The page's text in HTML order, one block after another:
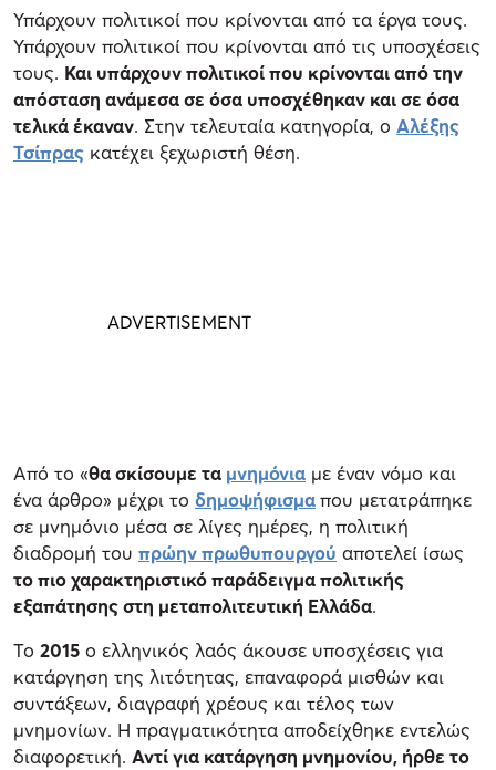
Υπάρχουν πολιτικοί που κρίνονται από τα έργα τους.
Υπάρχουν πολιτικοί που κρίνονται από τις υποσχέσεις
τους. Και υπάρχουν πολιτικοί που κρίνονται από την
απόσταση ανάμεσα σε όσα υποσχέθηκαν και σε όσα
τελικά έκαναν. Στην τελευταία κατηγορία, ο Αλέξης
Τσίπρας κατέχει ξεχωριστή θέση.
Από το «θα σκίσουμε τα μνημόνια με έναν νόμο και
ένα άρθρο» μέχρι το δημοψήφισμαπου μετατράπηκε
σε μνημόνιο μέσα σε λίγες ημέρες, η πολιτική
διαδρομή του πρώην πρωθυπουργού αποτελεί ίσως
το πιο χαρακτηριστικό παράδειγμα πολιτικής
εξαπάτησης στη μεταπολιτευτική Ελλάδα.
Το 2015 ο ελληνικός λαός άκουσε υποσχέσεις για
κατάργηση της λιτότητας, επαναφορά μισθών και
συντάξεων, διαγραφή χρέους και τέλος των
μνημονίων. Η πραγματικότητα αποδείχθηκε εντελώς
διαφορετική. Αντί για κατάργηση μνημονίου, ήρθε το